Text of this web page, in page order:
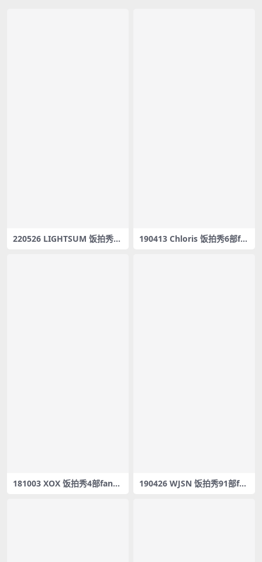
220526 LIGHTSUM 饭拍秀9
190413 Chloris 饭拍秀6部fa
181003 XOX 饭拍秀4部fanca
190426 WJSN 饭拍秀91部fan